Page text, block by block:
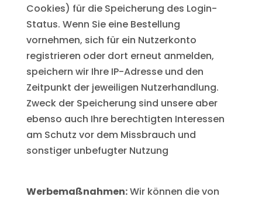
Cookies) für die Speicherung des Login-
Status. Wenn Sie eine Bestellung
vornehmen, sich für ein Nutzerkonto
registrieren oder dort erneut anmelden,
speichern wir Ihre IP-Adresse und den
Zeitpunkt der jeweiligen Nutzerhandlung.
Zweck der Speicherung sind unsere aber
ebenso auch Ihre berechtigten Interessen
am Schutz vor dem Missbrauch und
sonstiger unbefugter Nutzung
Werbemaßnahmen:Wir können die von